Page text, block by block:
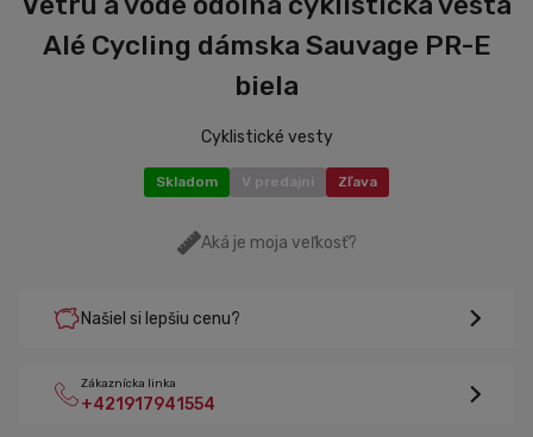
Alé Cycling dámska Sauvage PR-E
biela
Cyklistické vesty
Skladom V predajni Zľava
Aká je moja veľkosť?
Našiel si lepšiu cenu?
Zákaznícka linka
+421917941554